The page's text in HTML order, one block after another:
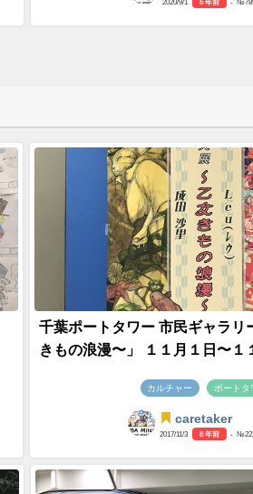
2020/9/1 5 年前 -
千葉ポートタワー 市民ギャラリ
きもの浪漫〜」 ‎１１月１日〜１
カルチャー ポートタ
caretaker
2017/11/3 8 年前 -